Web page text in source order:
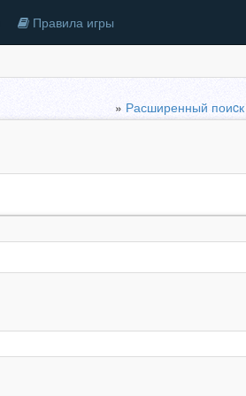
Правила игры
» Расширенный поиcк